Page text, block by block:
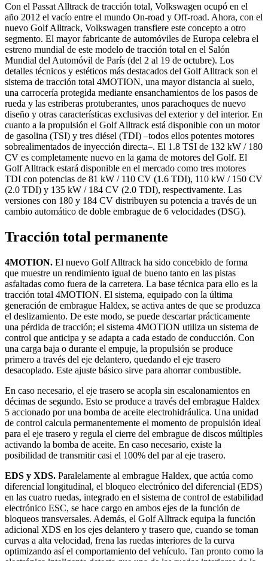
Con el Passat Alltrack de tracción total, Volkswagen ocupó en el
año 2012 el vacío entre el mundo On-road y Off-road. Ahora, con el
nuevo Golf Alltrack, Volkswagen transfiere este concepto a otro
segmento. El mayor fabricante de automóviles de Europa celebra el
estreno mundial de este modelo de tracción total en el Salón
Mundial del Automóvil de París (del 2 al 19 de octubre). Los
detalles técnicos y estéticos más destacados del Golf Alltrack son el
sistema de tracción total 4MOTION, una mayor distancia al suelo,
una carrocería protegida mediante ensanchamientos de los pasos de
rueda y las estriberas protuberantes, unos parachoques de nuevo
diseño y otras características exclusivas del exterior y del interior. En
cuanto a la propulsión el Golf Alltrack está disponible con un motor
de gasolina (TSI) y tres diésel (TDI) –todos ellos potentes motores
sobrealimentados de inyección directa–. El 1.8 TSI de 132 kW / 180
CV es completamente nuevo en la gama de motores del Golf. El
Golf Alltrack estará disponible en el mercado como tres motores
TDI con potencias de 81 kW / 110 CV (1.6 TDI), 110 kW / 150 CV
(2.0 TDI) y 135 kW / 184 CV (2.0 TDI), respectivamente. Las
versiones con 180 y 184 CV distribuyen su potencia a través de un
cambio automático de doble embrague de 6 velocidades (DSG).
Tracción total permanente
4MOTION. El nuevo Golf Alltrack ha sido concebido de forma
que muestre un rendimiento igual de bueno tanto en las pistas
asfaltadas como fuera de la carretera. La base técnica para ello es la
tracción total 4MOTION. El sistema, equipado con la última
generación de embrague Haldex, se activa antes de que se produzca
el deslizamiento. De este modo, se puede descartar prácticamente
una pérdida de tracción; el sistema 4MOTION utiliza un sistema de
control que anticipa y se adapta a cada estado de conducción. Con
una carga baja o durante el empuje, la propulsión se produce
primero a través del eje delantero, quedando el eje trasero
desacoplado. Este ajuste básico sirve para ahorrar combustible.
En caso necesario, el eje trasero se acopla sin escalonamientos en
décimas de segundo. Esto se produce a través del embrague Haldex
5 accionado por una bomba de aceite electrohidráulica. Una unidad
de control calcula permanentemente el momento de propulsión ideal
para el eje trasero y regula el cierre del embrague de discos múltiples
activando la bomba de aceite. En caso necesario, existe la
posibilidad de transmitir casi el 100% del par al eje trasero.
EDS y XDS. Paralelamente al embrague Haldex, que actúa como
diferencial longitudinal, el bloqueo electrónico del diferencial (EDS)
en las cuatro ruedas, integrado en el sistema de control de estabilidad
electrónico ESC, se hace cargo en ambos ejes de la función de
bloqueos transversales. Además, el Golf Alltrack equipa la función
adicional XDS en los ejes delantero y trasero que, cuando se toman
curvas a alta velocidad, frena las ruedas interiores de la curva
optimizando así el comportamiento del vehículo. Tan pronto como la